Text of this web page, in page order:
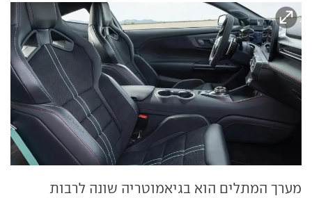
מערך המתלים הוא בגיאמוטריה שונה לרבות